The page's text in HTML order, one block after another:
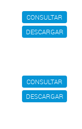
CONSULTAR
DESCARGAR
CONSULTAR
DESCARGAR